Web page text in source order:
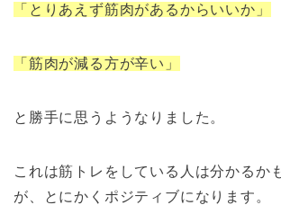
「とりあえず筋肉があるからいいか」
「筋肉が減る方が辛い」
と勝手に思うようなりました。
これは筋トレをしている人は分かるか
が、とにかくポジティブになります。